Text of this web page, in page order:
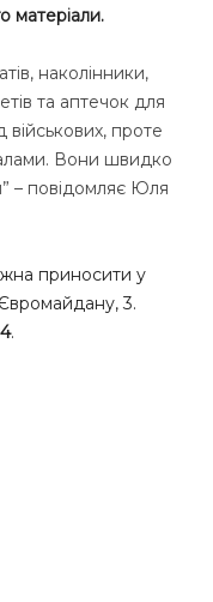
матеріали.
наколінники,
та аптечок для
військових, проте
Вони швидко
– повідомляє Юля
приносити у
3.
.